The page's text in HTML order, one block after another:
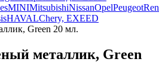
MINIMitsubishiNissanOpelPeugeot
HAVALChery, EXEED
Green 20 мл.
металлик, Green